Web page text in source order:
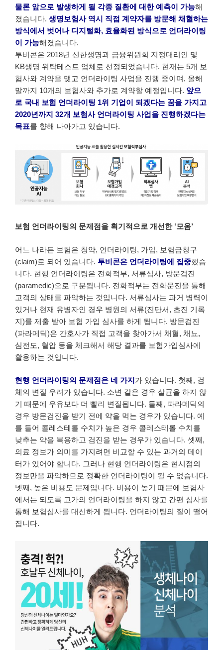
물론 앞으로 발생하게 될 각종 질환에 대한 예측이 가능해
졌습니다. 생명보험사 역시 직접 계약자를 방문해 채혈하는
방식에서 벗어나 디지털화, 효율화된 방식으로 언더라이팅
이 가능해졌습니다.
투비콘은 2018년 신한생명과 금융위원회 지정대리인 및
KB생명 위탁테스트 업체로 선정되었습니다. 현재는 5개 보
험사와 계약을 맺고 언더라이팅 사업을 진행 중이며, 올해
말까지 10개의 보험사와 추가로 계약할 예정입니다. 앞으
로 국내 보험 언더라이팅 1위 기업이 되겠다는 꿈을 가지고
2020년까지 32개 보험사 언더라이팅 사업을 진행하겠다는
목표를 향해 나아가고 있습니다.
보험 언더라이팅의 문제점을 획기적으로 개선한 ‘모옴’
어느 나라든 보험은 청약, 언더라이팅, 가입, 보험금청구
(claim)로 되어 있습니다. 투비콘은 언더라이팅에 집중했습
니다. 현행 언더라이팅은 전화적부, 서류심사, 방문검진
(paramedic)으로 구분됩니다. 전화적부는 전화문진을 통해
고객의 상태를 파악하는 것입니다. 서류심사는 과거 병력이
있거나 현재 유병자인 경우 병원의 서류(진단서, 초진 기록
지)를 제출 받아 보험 가입 심사를 하게 됩니다. 방문검진
(파라메딕)은 간호사가 직접 고객을 찾아가서 채혈, 채뇨,
심전도, 혈압 등을 체크해서 해당 결과를 보험가입심사에
활용하는 것입니다.
현행 언더라이팅의 문제점은 네 가지가 있습니다. 첫째, 검
체의 변질 우려가 있습니다. 소변 같은 경우 살균을 하지 않
기 때문에 우유보다 더 빨리 변질됩니다. 둘째, 파라메딕의
경우 방문검진을 받기 전에 약을 먹는 경우가 있습니다. 예
를 들어 콜레스테롤 수치가 높은 경우 콜레스테롤 수치를
낮추는 약을 복용하고 검진을 받는 경우가 있습니다. 셋째,
의료 정보가 의미를 가지려면 비교할 수 있는 과거의 데이
터가 있어야 합니다. 그러나 현행 언더라이팅은 현시점의
정보만을 파악하므로 정확한 언더라이팅이 될 수 없습니다.
넷째, 높은 비용도 문제입니다. 비용이 높기 때문에 보험사
에서는 되도록 고가의 언더라이팅을 하지 않고 간편 심사를
통해 보험심사를 대신하게 됩니다. 언더라이팅의 질이 떨어
집니다.